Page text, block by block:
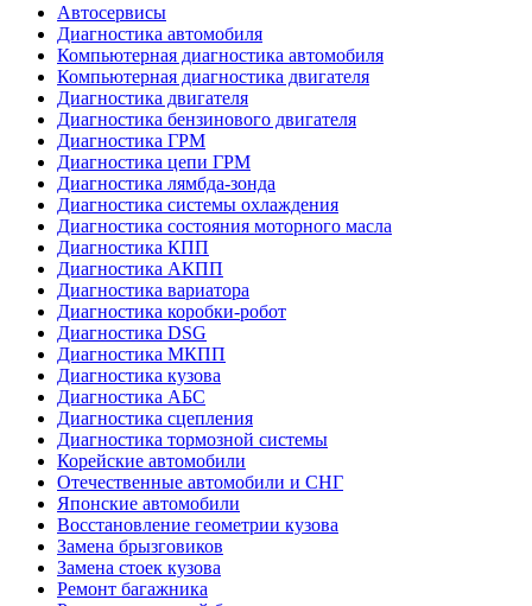
Автосервисы
Диагностика автомобиля
Компьютерная диагностика автомобиля
Компьютерная диагностика двигателя
Диагностика двигателя
Диагностика бензинового двигателя
Диагностика ГРМ
Диагностика цепи ГРМ
Диагностика лямбда-зонда
Диагностика системы охлаждения
Диагностика состояния моторного масла
Диагностика КПП
Диагностика АКПП
Диагностика вариатора
Диагностика коробки-робот
Диагностика DSG
Диагностика МКПП
Диагностика кузова
Диагностика АБС
Диагностика сцепления
Диагностика тормозной системы
Корейские автомобили
Отечественные автомобили и СНГ
Японские автомобили
Восстановление геометрии кузова
Замена брызговиков
Замена стоек кузова
Ремонт багажника